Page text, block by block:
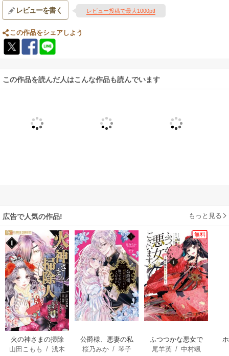
レビューを書く レビュー投稿で最大1000pt!
この作品をシェアしよう
この作品を読んだ人はこんな作品も読んでいます
広告で人気の作品! もっと見る
火の神さまの掃除
人ですが、いつの
山田こもも /浅木
公爵様、悪妻の私
はもう放っておい
桜乃みか/ 琴子
無料
ふつつかな悪女で
はございますが ～
尾羊英/ 中村颯